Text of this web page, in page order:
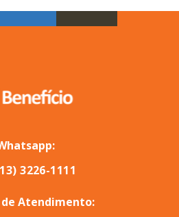
3226-1111
Atendimento: